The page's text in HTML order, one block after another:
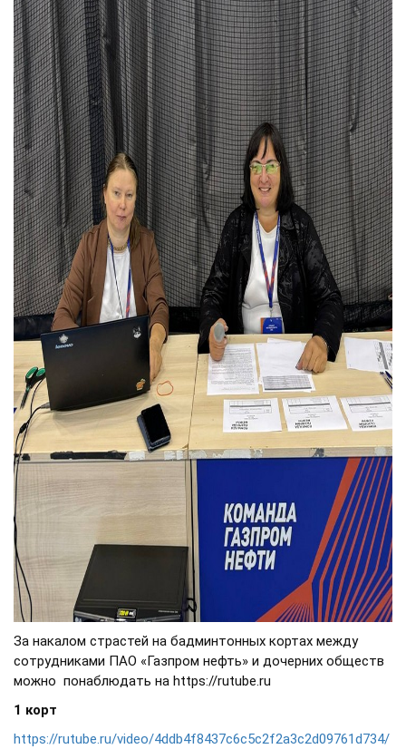
За накалом страстей на бадминтонных кортах между
сотрудниками ПАО «Газпром нефть» и дочерних обществ
можно понаблюдать на https://rutube.ru
1 корт
https://rutube.ru/video/4ddb4f8437c6c5c2f2a3c2d09761d734/